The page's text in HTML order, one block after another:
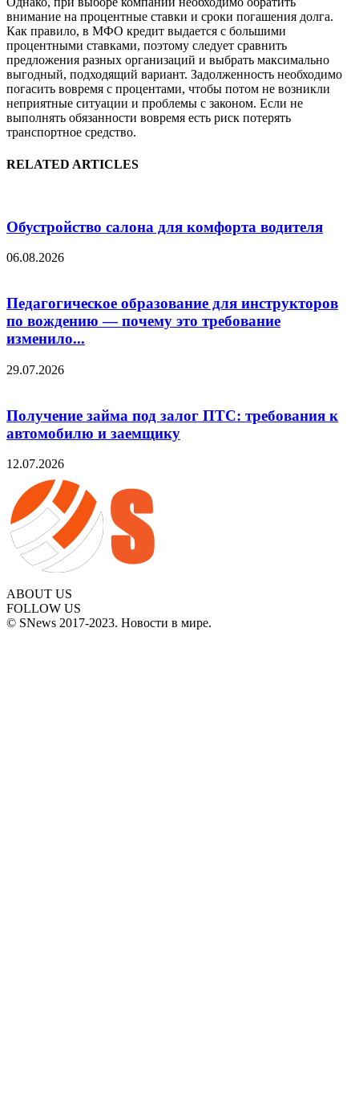
внимание на процентные ставки и сроки погашения долга.
Как правило, в МФО кредит выдается с большими
процентными ставками, поэтому следует сравнить
предложения разных организаций и выбрать максимально
выгодный, подходящий вариант. Задолженность необходимо
погасить вовремя с процентами, чтобы потом не возникли
неприятные ситуации и проблемы с законом. Если не
выполнять обязанности вовремя есть риск потерять
транспортное средство.
RELATED ARTICLES
Обустройство салона для комфорта водителя
06.08.2026
Педагогическое образование для инструкторов
по вождению — почему это требование
изменило...
29.07.2026
Получение займа под залог ПТС: требования к
автомобилю и заемщику
12.07.2026
ABOUT US
FOLLOW US
© SNews 2017-2023. Новости в мире.